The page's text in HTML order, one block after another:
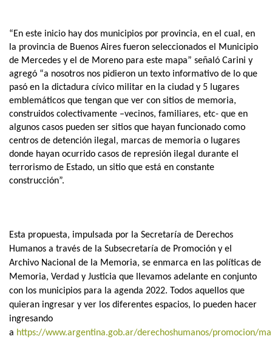
“En este inicio hay dos municipios por provincia, en el cual, en
la provincia de Buenos Aires fueron seleccionados el Municipio
de Mercedes y el de Moreno para este mapa” señaló Carini y
agregó “a nosotros nos pidieron un texto informativo de lo que
pasó en la dictadura cívico militar en la ciudad y 5 lugares
emblemáticos que tengan que ver con sitios de memoria,
construidos colectivamente –vecinos, familiares, etc- que en
algunos casos pueden ser sitios que hayan funcionado como
centros de detención ilegal, marcas de memoria o lugares
donde hayan ocurrido casos de represión ilegal durante el
terrorismo de Estado, un sitio que está en constante
construcción”.
Esta propuesta, impulsada por la Secretaría de Derechos
Humanos a través de la Subsecretaría de Promoción y el
Archivo Nacional de la Memoria, se enmarca en las políticas de
Memoria, Verdad y Justicia que llevamos adelante en conjunto
con los municipios para la agenda 2022. Todos aquellos que
quieran ingresar y ver los diferentes espacios, lo pueden hacer
ingresando
a https://www.argentina.gob.ar/derechoshumanos/promocion/